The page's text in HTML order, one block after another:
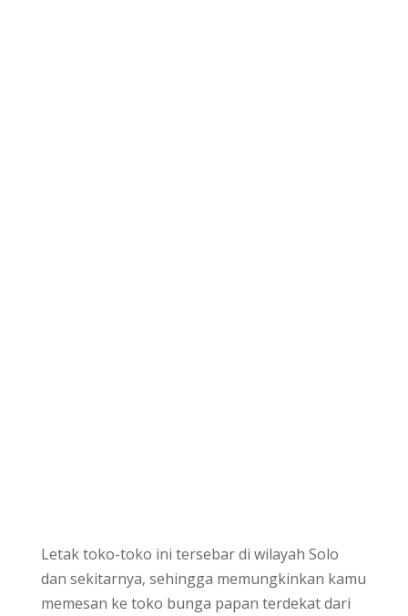
Letak toko-toko ini tersebar di wilayah Solo
dan sekitarnya, sehingga memungkinkan kamu
memesan ke toko bunga papan terdekat dari